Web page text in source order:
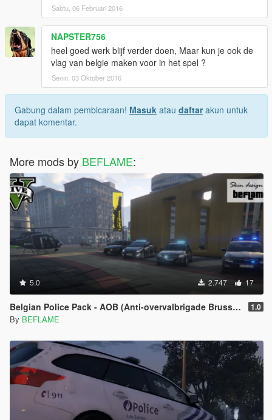
Sabtu, 06 Februari 2016
NAPSTER756
heel goed werk blijf verder doen, Maar kun je ook de
vlag van belgie maken voor in het spel ?
Senin, 03 Oktober 2016
Gabung dalam pembicaraan! Masuk atau daftarakun untuk
dapat komentar.
More mods by BEFLAME:
5.0 2.747 17
Belgian Police Pack - AOB (Anti-overvalbrigade Brussel) 1.0
By BEFLAME